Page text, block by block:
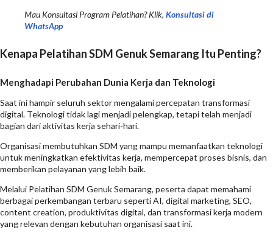
Mau Konsultasi Program Pelatihan? Klik, Konsultasi di
WhatsApp
Kenapa Pelatihan SDM Genuk Semarang Itu Penting?
Menghadapi Perubahan Dunia Kerja dan Teknologi
Saat ini hampir seluruh sektor mengalami percepatan transformasi
digital. Teknologi tidak lagi menjadi pelengkap, tetapi telah menjadi
bagian dari aktivitas kerja sehari-hari.
Organisasi membutuhkan SDM yang mampu memanfaatkan teknologi
untuk meningkatkan efektivitas kerja, mempercepat proses bisnis, dan
memberikan pelayanan yang lebih baik.
Melalui Pelatihan SDM Genuk Semarang, peserta dapat memahami
berbagai perkembangan terbaru seperti AI, digital marketing, SEO,
content creation, produktivitas digital, dan transformasi kerja modern
yang relevan dengan kebutuhan organisasi saat ini.